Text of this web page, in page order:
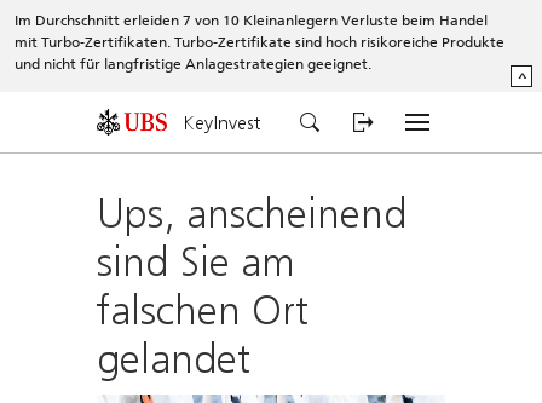
Im Durchschnitt erleiden 7 von 10 Kleinanlegern Verluste beim Handel
mit Turbo-Zertifikaten. Turbo-Zertifikate sind hoch risikoreiche Produkte
und nicht für langfristige Anlagestrategien geeignet.
^
KeyInvest
Ups, anscheinend
sind Sie am
falschen Ort
gelandet